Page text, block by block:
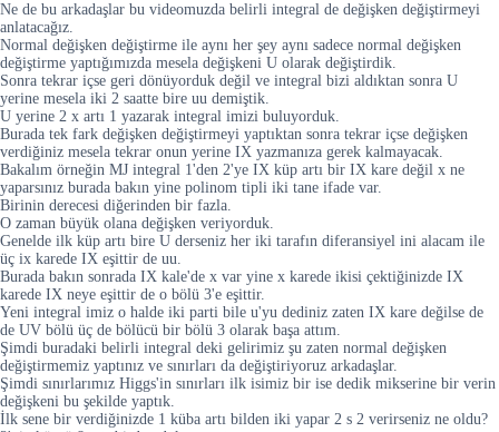
Ne de bu arkadaşlar bu videomuzda belirli integral de değişken değiştirmeyi
anlatacağız.
Normal değişken değiştirme ile aynı her şey aynı sadece normal değişken
değiştirme yaptığımızda mesela değişkeni U olarak değiştirdik.
Sonra tekrar içse geri dönüyorduk değil ve integral bizi aldıktan sonra U
yerine mesela iki 2 saatte bire uu demiştik.
U yerine 2 x artı 1 yazarak integral imizi buluyorduk.
Burada tek fark değişken değiştirmeyi yaptıktan sonra tekrar içse değişken
verdiğiniz mesela tekrar onun yerine IX yazmanıza gerek kalmayacak.
Bakalım örneğin MJ integral 1'den 2'ye IX küp artı bir IX kare değil x ne
yaparsınız burada bakın yine polinom tipli iki tane ifade var.
Birinin derecesi diğerinden bir fazla.
O zaman büyük olana değişken veriyorduk.
Genelde ilk küp artı bire U derseniz her iki tarafın diferansiyel ini alacam ile
üç ix karede IX eşittir de uu.
Burada bakın sonrada IX kale'de x var yine x karede ikisi çektiğinizde IX
karede IX neye eşittir de o bölü 3'e eşittir.
Yeni integral imiz o halde iki parti bile u'yu dediniz zaten IX kare değilse de
de UV bölü üç de bölücü bir bölü 3 olarak başa attım.
Şimdi buradaki belirli integral deki gelirimiz şu zaten normal değişken
değiştirmemiz yaptınız ve sınırları da değiştiriyoruz arkadaşlar.
Şimdi sınırlarımız Higgs'in sınırları ilk isimiz bir ise dedik mikserine bir verin
değişkeni bu şekilde yaptık.
İlk sene bir verdiğinizde 1 küba artı bilden iki yapar 2 s 2 verirseniz ne oldu?